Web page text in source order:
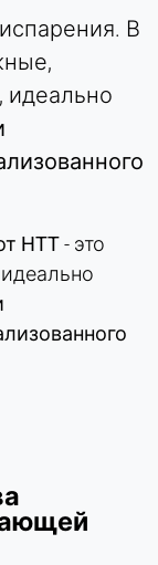
В
идеально
HTT- это
активации